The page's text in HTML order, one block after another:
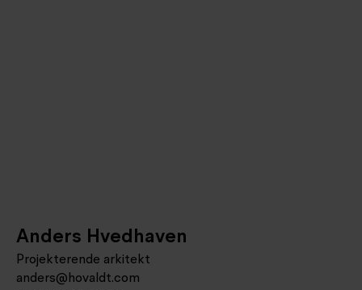
Anders Hvedhaven
Projekterende arkitekt
anders@hovaldt.com